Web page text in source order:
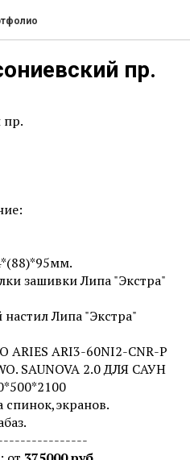
пр.
пр.
зашивки Липа "Экстра"
Липа "Экстра"
ARIES ARI3-60NI2-CNR-P
SAUNOVA 2.0 ДЛЯ САУН
спинок,экранов.